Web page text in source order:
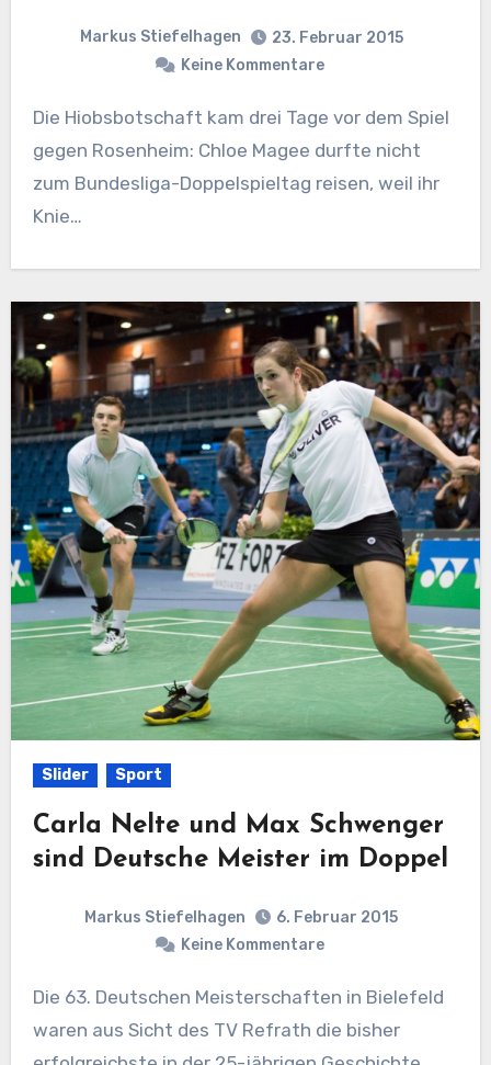
Markus Stiefelhagen
23. Februar 2015
Keine Kommentare
Die Hiobsbotschaft kam drei Tage vor dem Spiel
gegen Rosenheim: Chloe Magee durfte nicht
zum Bundesliga-Doppelspieltag reisen, weil ihr
Knie…
Slider Sport
Carla Nelte und Max Schwenger
sind Deutsche Meister im Doppel
Markus Stiefelhagen
6. Februar 2015
Keine Kommentare
Die 63. Deutschen Meisterschaften in Bielefeld
waren aus Sicht des TV Refrath die bisher